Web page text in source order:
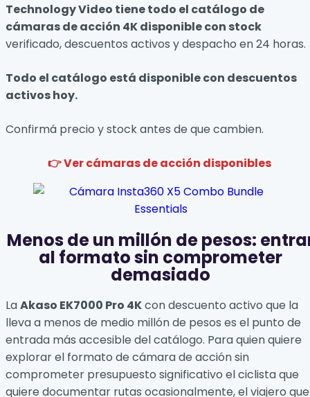
Technology Video tiene todo el catálogo de
cámaras de acción 4K disponible con stock
verificado, descuentos activos y despacho en 24 horas.
Todo el catálogo está disponible con descuentos
activos hoy.
Confirmá precio y stock antes de que cambien.
👉 Ver cámaras de acción disponibles
Menos de un millón de pesos:
al formato sin comprometer
demasiado
LaAkaso EK7000 Pro 4Kcon descuento activo que la
lleva a menos de medio millón de pesos es el punto de
entrada más accesible del catálogo. Para quien quiere
explorar el formato de cámara de acción sin
comprometer presupuesto significativo el ciclista que
quiere documentar rutas ocasionalmente, el viajero que